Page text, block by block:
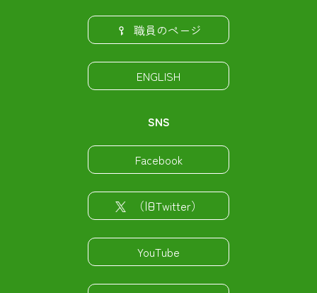
職員のページ
ENGLISH
SNS
Facebook
（旧Twitter）
YouTube